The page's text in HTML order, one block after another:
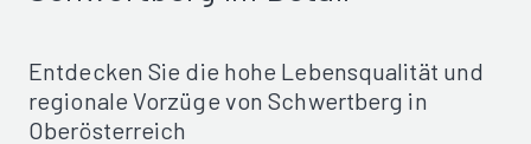
Entdecken Sie die hohe Lebensqualität und
regionale Vorzüge von Schwertberg in
Oberösterreich